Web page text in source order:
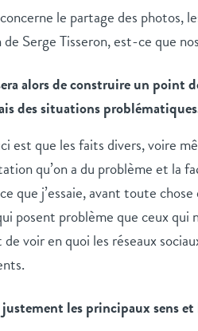
le partage des photos,
de Serge Tisseron, est-ce que
alors de construire un point
des situations
est que les faits divers, voire
qu’on a du problème et la
que j’essaie, avant toute
posent problème que ceux
voir en quoi les réseaux
les principaux sens